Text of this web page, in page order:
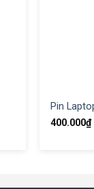
Pin
400.000₫